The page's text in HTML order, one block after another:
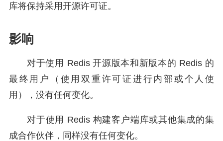
库将保持采用开源许可证。
影响
对于使用 Redis 开源版本和新版本的 Redis 的
最终用户（使用双重许可证进行内部或个人使
用），没有任何变化。
对于使用 Redis 构建客户端库或其他集成的集
成合作伙伴，同样没有任何变化。